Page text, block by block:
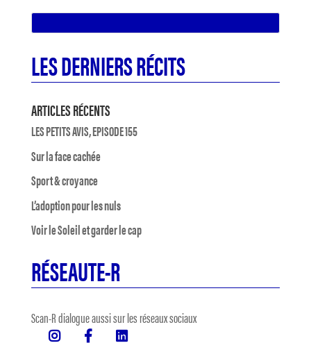
LES DERNIERS RÉCITS
ARTICLES RÉCENTS
LES PETITS AVIS, EPISODE 155
Sur la face cachée
Sport & croyance
L’adoption pour les nuls
Voir le Soleil et garder le cap
RÉSEAUTE-R
Scan-R dialogue aussi sur les réseaux sociaux